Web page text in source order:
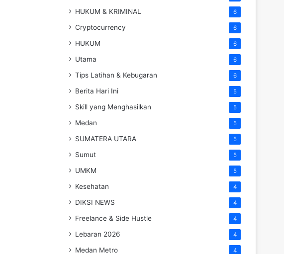
HUKUM & KRIMINAL 6
Cryptocurrency 6
HUKUM 6
Utama 6
Tips Latihan & Kebugaran 6
Berita Hari Ini 5
Skill yang Menghasilkan 5
Medan 5
SUMATERA UTARA 5
Sumut 5
UMKM 5
Kesehatan 4
DIKSI NEWS 4
Freelance & Side Hustle 4
Lebaran 2026 4
Medan Metro 4